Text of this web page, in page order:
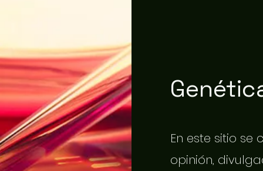
En este sitio
opinión,